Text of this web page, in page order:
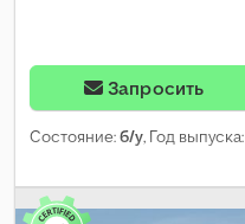
Запросить
Состояние:б/у, Год выпуска: